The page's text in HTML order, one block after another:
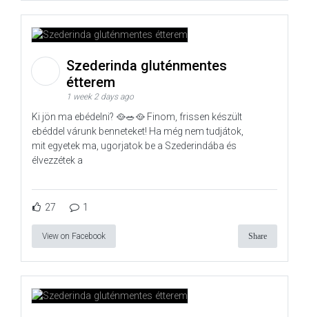
Szederinda gluténmentes
étterem
1 week 2 days ago
Ki jön ma ebédelni? 🥘🥗🥘 Finom, frissen készült
ebéddel várunk benneteket! Ha még nem tudjátok,
mit egyetek ma, ugorjatok be a Szederindába és
élvezzétek a
27 1
View on Facebook Share